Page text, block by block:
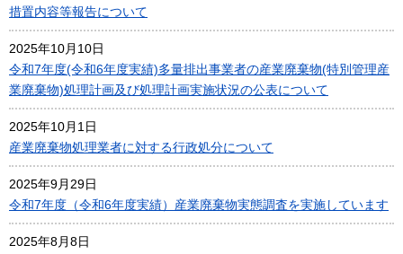
措置内容等報告について
2025年10月10日
令和7年度(令和6年度実績)多量排出事業者の産業廃棄物(特別管理産
業廃棄物)処理計画及び処理計画実施状況の公表について
2025年10月1日
産業廃棄物処理業者に対する行政処分について
2025年9月29日
令和7年度（令和6年度実績）産業廃棄物実態調査を実施しています
2025年8月8日